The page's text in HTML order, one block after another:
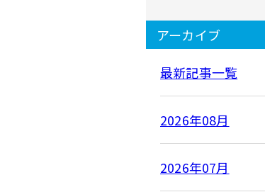
アーカイブ
最新記事一覧
2026年08月
2026年07月